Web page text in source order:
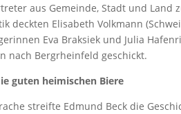
aus Gemeinde, Stadt und Land
deckten Elisabeth Volkmann
Eva Braksiek und Julia
nach Bergrheinfeld geschickt.
guten heimischen Biere
streifte Edmund Beck die